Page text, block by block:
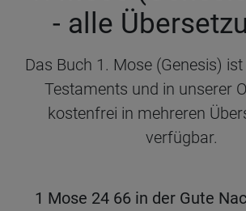
- alle
Das Buch 1. Mose (Genesis)
Testaments und in unserer
kostenfrei in mehreren
verfügbar.
1 Mose 24 66 in der Gute